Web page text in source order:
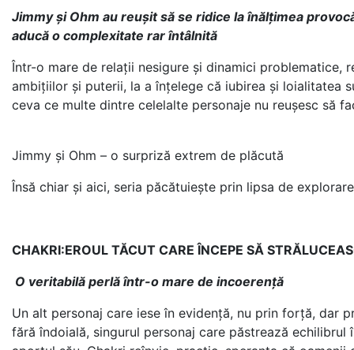
Jimmy și Ohm au reușit să se ridice la înălțimea
aducă o complexitate rar întâlnită
Într-o mare de relații nesigure și dinamici problematice,
ambițiilor și puterii, la a înțelege că iubirea și loialitatea
ceva ce multe dintre celelalte personaje nu reușesc să
Jimmy și Ohm – o surpriză extrem de plăcută
Însă chiar și aici, seria păcătuiește prin lipsa de
CHAKRI:EROUL TĂCUT CARE ÎNCEPE SĂ
O veritabilă perlă într-o mare de incoerență
Un alt personaj care iese în evidență, nu prin forță, dar
fără îndoială, singurul personaj care păstrează